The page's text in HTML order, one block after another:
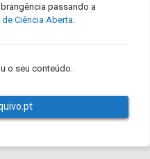
passando a
Ciência Aberta
o seu conteúdo.